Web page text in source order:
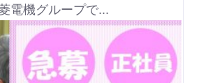
電機グループで...